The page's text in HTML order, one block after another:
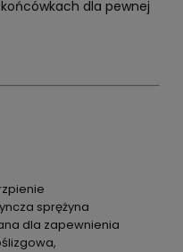
dla pewnej
sprężyna
dla zapewnienia